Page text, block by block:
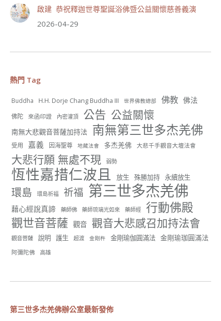
July 19, 2026, 1:38 AM
觀看更多
分享
世界佛教正心會
June 22, 2026, 10:11 AM
[世界佛教正心會 新聞報導]
正心會行善列車開向花蓮基隆， 關心榮民、榮眷及遺
孤！
#正心會
#基隆榮服處
#花蓮榮家
91 42 則留言
啟建 恭祝釋迦世尊聖誕浴佛暨公益關懷慈善義演
2026-04-29
熱門 Tag
Buddha H.H. Dorje Chang Buddha III 世界佛教總部 佛教 佛法
佛陀 來函印證 內密灌頂 公告 公益關懷
南無大悲觀音菩薩加持法 南無第三世多杰羌佛
受用 嘉義 因海聖尊 地藏法會 多杰羌佛 大悲千手觀音大壇法會
大悲行願 無處不現 弱勢
恆性嘉措仁波且 放生 殊勝加持 永續放生
環島 環島祈福 祈福 第三世多杰羌佛
藉心經說真諦 藥師佛 藥師琉璃光如來 藥師經 行動佛殿
觀世音菩薩 觀音 觀音大悲感召加持法會
觀音菩薩 說明 護生 超渡 金剛杵 金剛瑜伽圓滿法 金剛瑜珈圓滿法
阿彌陀佛 高雄
第三世多杰羌佛辦公室最新發佈